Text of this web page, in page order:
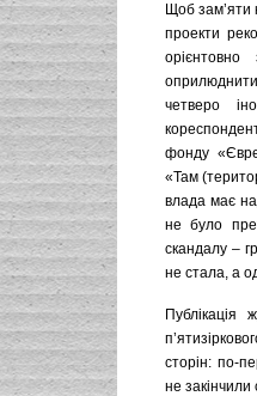
Щоб зам’яти
проекти
четверо
фонду
«Там
влада має
не було
скандалу –
не стала, а
Публікація
сторін: по-
не